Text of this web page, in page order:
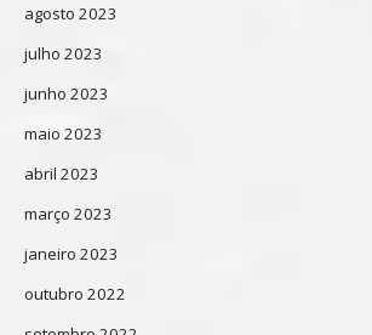
agosto 2023
julho 2023
junho 2023
maio 2023
abril 2023
março 2023
janeiro 2023
outubro 2022